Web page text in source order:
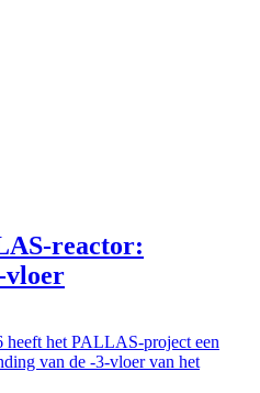
reactor:
vloer
heeft het PALLAS-project een
van de -3-vloer van het